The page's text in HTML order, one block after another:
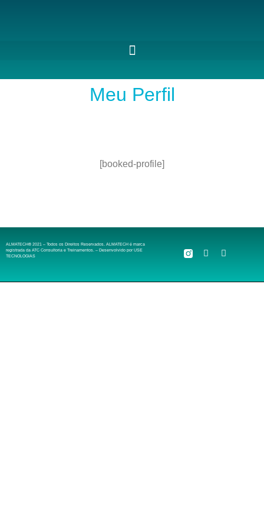
Meu Perfil
[booked-profile]
ALMATECH® 2021 – Todos os Direitos Reservados. ALMATECH é marca
registrada da ATC Consultoria e Treinamentos. – Desenvolvido por
USE
TECNOLOGIAS